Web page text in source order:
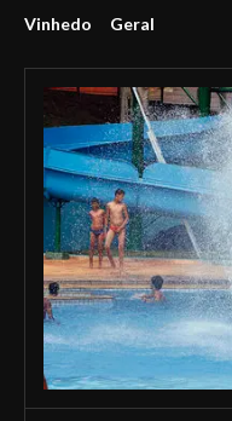
Vinhedo Geral